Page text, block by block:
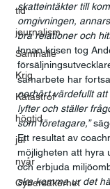
tid
journalism
Samhälle
Krig
Katastrof
högtid
jul
nyår
Cybersäkerhet
skatteintäkter till
omgivningen,
bra relationer och
Innan krisen tog
samarbete har
oerhört värdefullt att
lyfter och ställer
som företagare,”
Ett resultat av
möjligheten att hyra
och erbjuda
ska komma ur det